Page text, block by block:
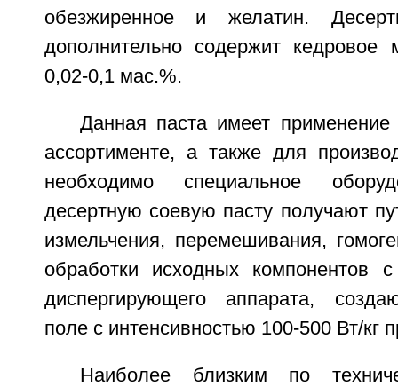
обезжиренное и желатин.
дополнительно содержит кедровое
0,02-0,1 мас.%.
Данная паста имеет применение
ассортименте, а также для
необходимо специальное
десертную соевую пасту получают
измельчения, перемешивания,
обработки исходных компонентов
диспергирующего аппарата,
поле с интенсивностью 100-500 Вт/кг
Наиболее близким по